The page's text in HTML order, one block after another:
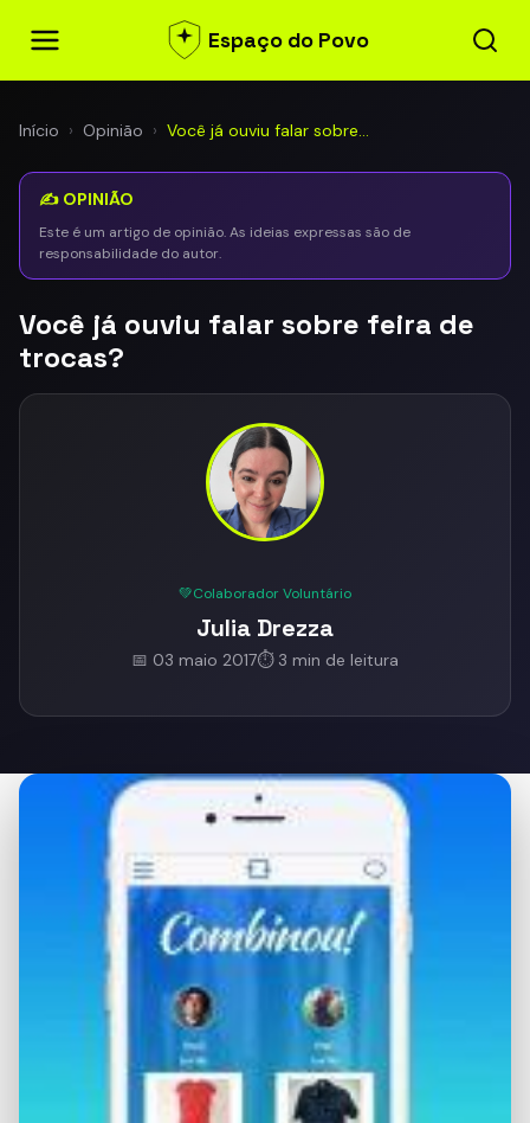
Espaço do Povo
Início › Opinião › Você já ouviu falar sobre…
✍️ OPINIÃO
Este é um artigo de opinião. As ideias expressas são de
responsabilidade do autor.
Você já ouviu falar sobre feira de
trocas?
💚Colaborador Voluntário
Julia Drezza
📅 03 maio 2017⏱️ 3 min de leitura